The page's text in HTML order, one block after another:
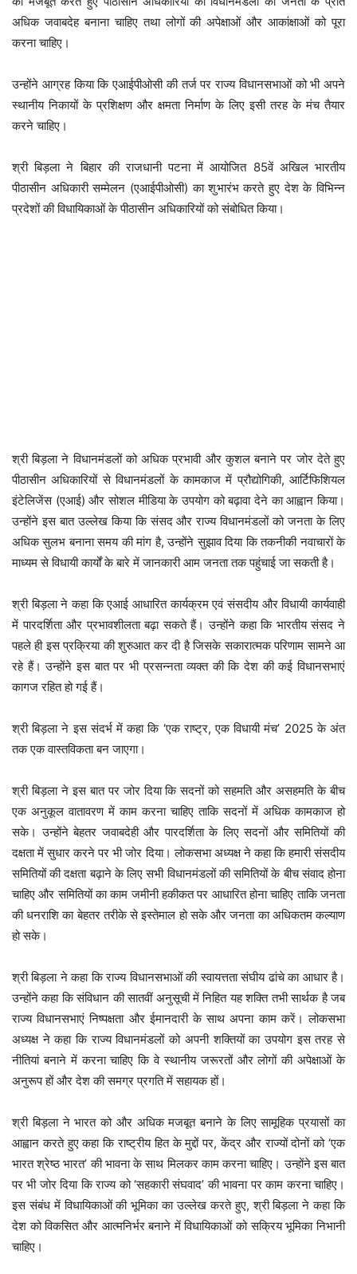
अधिक जवाबदेह बनाना चाहिए तथा लोगों की अपेक्षाओं और आकांक्षाओं को पूरा
करना चाहिए।
उन्होंने आग्रह किया कि एआईपीओसी की तर्ज पर राज्य विधानसभाओं को भी अपने
स्थानीय निकायों के प्रशिक्षण और क्षमता निर्माण के लिए इसी तरह के मंच तैयार
करने चाहिए।
श्री बिड़ला ने बिहार की राजधानी पटना में आयोजित 85वें अखिल भारतीय
पीठासीन अधिकारी सम्मेलन (एआईपीओसी) का शुभारंभ करते हुए देश के विभिन्न
प्रदेशों की विधायिकाओं के पीठासीन अधिकारियों को संबोधित किया।
श्री बिड़ला ने विधानमंडलों को अधिक प्रभावी और कुशल बनाने पर जोर देते हुए
पीठासीन अधिकारियों से विधानमंडलों के कामकाज में प्रौद्योगिकी, आर्टिफिशियल
इंटेलिजेंस (एआई) और सोशल मीडिया के उपयोग को बढ़ावा देने का आह्वान किया।
उन्होंने इस बात उल्लेख किया कि संसद और राज्य विधानमंडलों को जनता के लिए
अधिक सुलभ बनाना समय की मांग है, उन्होंने सुझाव दिया कि तकनीकी नवाचारों के
माध्यम से विधायी कार्यों के बारे में जानकारी आम जनता तक पहुंचाई जा सकती है।
श्री बिड़ला ने कहा कि एआई आधारित कार्यक्रम एवं संसदीय और विधायी कार्यवाही
में पारदर्शिता और प्रभावशीलता बढ़ा सकते हैं। उन्होंने कहा कि भारतीय संसद ने
पहले ही इस प्रक्रिया की शुरुआत कर दी है जिसके सकारात्मक परिणाम सामने आ
रहे हैं। उन्होंने इस बात पर भी प्रसन्नता व्यक्त की कि देश की कई विधानसभाएं
कागज रहित हो गई हैं।
श्री बिड़ला ने इस संदर्भ में कहा कि ‘एक राष्ट्र, एक विधायी मंच’ 2025 के अंत
तक एक वास्तविकता बन जाएगा।
श्री बिड़ला ने इस बात पर जोर दिया कि सदनों को सहमति और असहमति के बीच
एक अनुकूल वातावरण में काम करना चाहिए ताकि सदनों में अधिक कामकाज हो
सके। उन्होंने बेहतर जवाबदेही और पारदर्शिता के लिए सदनों और समितियों की
दक्षता में सुधार करने पर भी जोर दिया। लोकसभा अध्यक्ष ने कहा कि हमारी संसदीय
समितियों की दक्षता बढ़ाने के लिए सभी विधानमंडलों की समितियों के बीच संवाद होना
चाहिए और समितियों का काम जमीनी हकीकत पर आधारित होना चाहिए ताकि जनता
की धनराशि का बेहतर तरीके से इस्तेमाल हो सके और जनता का अधिकतम कल्याण
हो सके।
श्री बिड़ला ने कहा कि राज्य विधानसभाओं की स्वायत्तता संघीय ढांचे का आधार है।
उन्होंने कहा कि संविधान की सातवीं अनुसूची में निहित यह शक्ति तभी सार्थक है जब
राज्य विधानसभाएं निष्पक्षता और ईमानदारी के साथ अपना काम करें। लोकसभा
अध्यक्ष ने कहा कि राज्य विधानमंडलों को अपनी शक्तियों का उपयोग इस तरह से
नीतियां बनाने में करना चाहिए कि वे स्थानीय जरूरतों और लोगों की अपेक्षाओं के
अनुरूप हों और देश की समग्र प्रगति में सहायक हों।
श्री बिड़ला ने भारत को और अधिक मजबूत बनाने के लिए सामूहिक प्रयासों का
आह्वान करते हुए कहा कि राष्ट्रीय हित के मुद्दों पर, केंद्र और राज्यों दोनों को ‘एक
भारत श्रेष्ठ भारत’ की भावना के साथ मिलकर काम करना चाहिए। उन्होंने इस बात
पर भी जोर दिया कि राज्य को ‘सहकारी संघवाद’ की भावना पर काम करना चाहिए।
इस संबंध में विधायिकाओं की भूमिका का उल्लेख करते हुए, श्री बिड़ला ने कहा कि
देश को विकसित और आत्मनिर्भर बनाने में विधायिकाओं को सक्रिय भूमिका निभानी
चाहिए।